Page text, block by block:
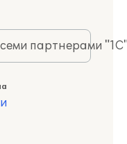
партнерами